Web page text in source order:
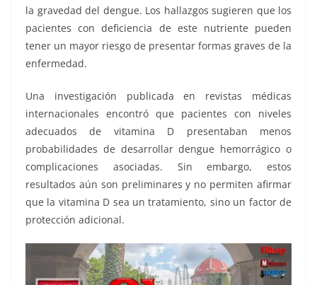
la gravedad del dengue. Los hallazgos sugieren que los
pacientes con deficiencia de este nutriente pueden
tener un mayor riesgo de presentar formas graves de la
enfermedad.
Una investigación publicada en revistas médicas
internacionales encontró que pacientes con niveles
adecuados de vitamina D presentaban menos
probabilidades de desarrollar dengue hemorrágico o
complicaciones asociadas. Sin embargo, estos
resultados aún son preliminares y no permiten afirmar
que la vitamina D sea un tratamiento, sino un factor de
protección adicional.